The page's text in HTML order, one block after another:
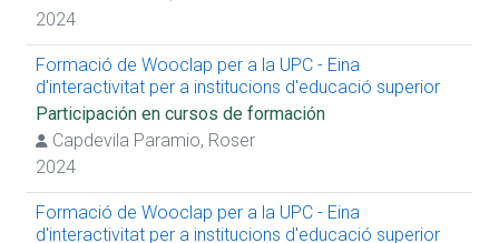
2024
Formació de Wooclap per a la UPC - Eina
d'interactivitat per a institucions d'educació superior
Participación en cursos de formación
Capdevila Paramio, Roser
2024
Formació de Wooclap per a la UPC - Eina
d'interactivitat per a institucions d'educació superior